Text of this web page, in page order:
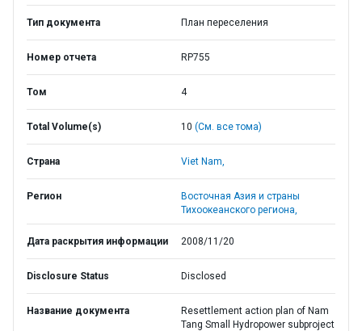
Тип документа План переселения
Номер отчета RP755
Том 4
Total Volume(s) 10 (См. все тома)
Страна Viet Nam,
Регион
Восточная Азия и страны
Тихоокеанского региона,
Дата раскрытия информации 2008/11/20
Disclosure Status Disclosed
Название документа
Resettlement action plan of Nam
Tang Small Hydropower subproject